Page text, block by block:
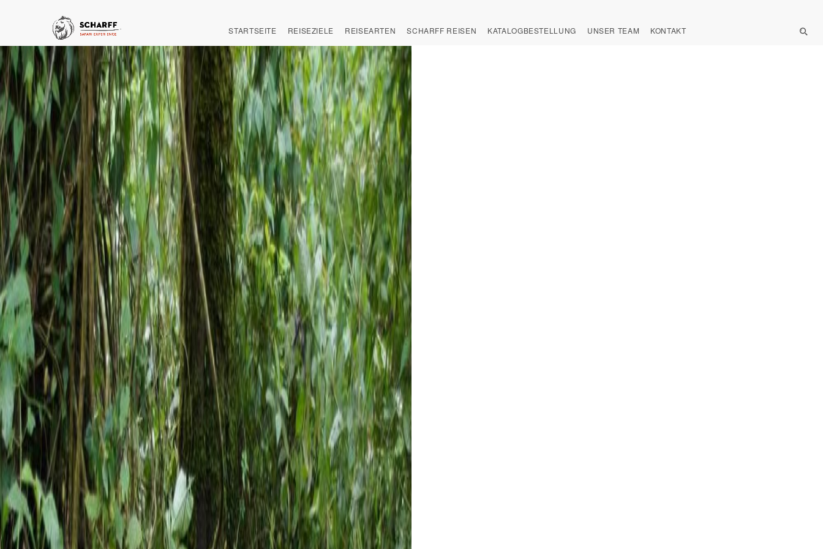
STARTSEITE REISEZIELE REISEARTEN SCHARFF REISEN KATALOGBESTELLUNG UNSER TEAM KONTAKT